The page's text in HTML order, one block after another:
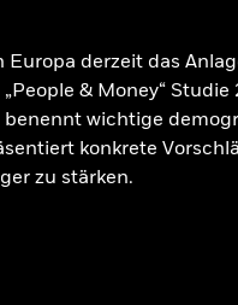
Europa derzeit das
„People & Money“
wichtige
konkrete
zu stärken.